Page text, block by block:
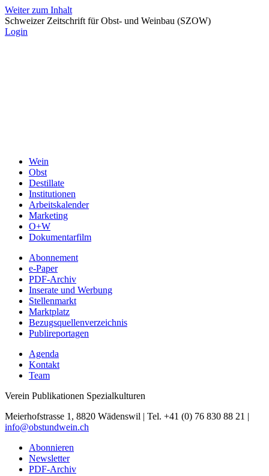
Weiter zum Inhalt
Schweizer Zeitschrift für Obst- und Weinbau (SZOW)
Login
Wein
Obst
Destillate
Institutionen
Arbeitskalender
Marketing
O+W
Dokumentarfilm
Abonnement
e-Paper
PDF-Archiv
Inserate und Werbung
Stellenmarkt
Marktplatz
Bezugsquellenverzeichnis
Publireportagen
Agenda
Kontakt
Team
Verein Publikationen Spezialkulturen
Meierhofstrasse 1, 8820 Wädenswil | Tel. +41 (0) 76 830 88 21 |
info@obstundwein.ch
Abonnieren
Newsletter
PDF-Archiv